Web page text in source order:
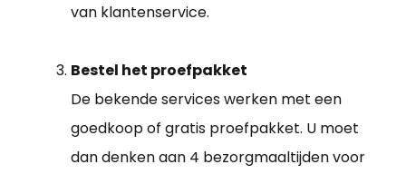
van klantenservice.
Bestel het proefpakket
De bekende services werken met een
goedkoop of gratis proefpakket. U moet
dan denken aan 4 bezorgmaaltijden voor